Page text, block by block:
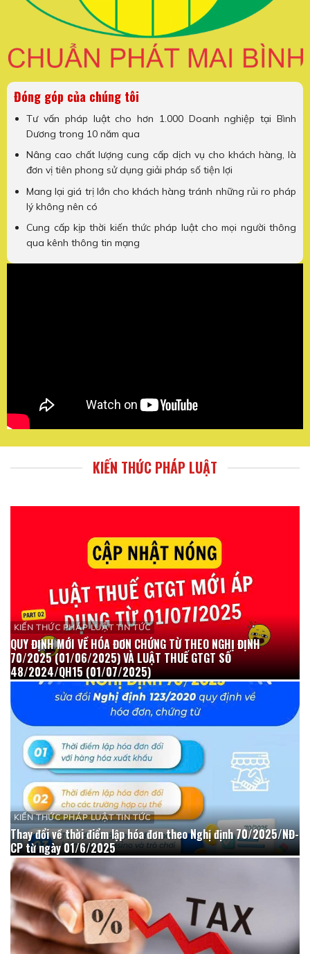
Đóng góp của chúng tôi
Tư vấn pháp luật cho hơn 1.000 Doanh nghiệp tại Bình
Dương trong 10 năm qua
Nâng cao chất lượng cung cấp dịch vụ cho khách hàng, là
đơn vị tiên phong sử dụng giải pháp số tiện lợi
Mang lại giá trị lớn cho khách hàng tránh những rủi ro pháp
lý không nên có
Cung cấp kịp thời kiến thức pháp luật cho mọi người thông
qua kênh thông tin mạng
KIẾN THỨC PHÁP LUẬT
KIẾN THỨC PHÁP LUẬT TIN TỨC
QUY ĐỊNH MỚI VỀ HÓA ĐƠN CHỨNG TỪ THEO NGHỊ ĐỊNH
70/2025 (01/06/2025) VÀ LUẬT THUẾ GTGT SỐ
48/2024/QH15 (01/07/2025)
KIẾN THỨC PHÁP LUẬT TIN TỨC
Thay đổi về thời điểm lập hóa đơn theo Nghị định 70/2025/NĐ-
CP từ ngày 01/6/2025